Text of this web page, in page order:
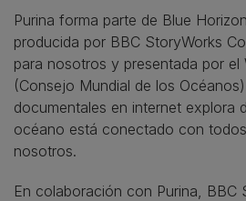
Purina forma parte de Blue
producida por BBC StoryWorks
para nosotros y presentada por el
(Consejo Mundial de los
documentales en internet explora
océano está conectado con
nosotros.
En colaboración con Purina, BBC